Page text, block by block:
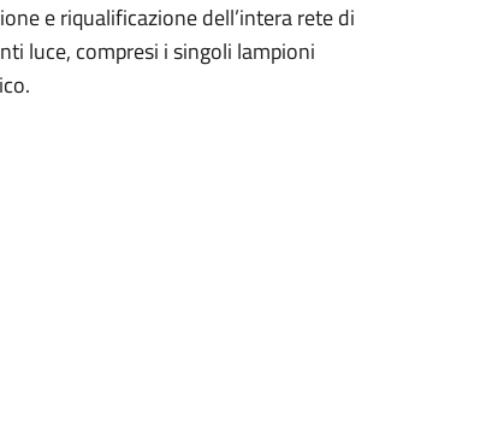
e riqualificazione dell’intera rete di
luce, compresi i singoli lampioni